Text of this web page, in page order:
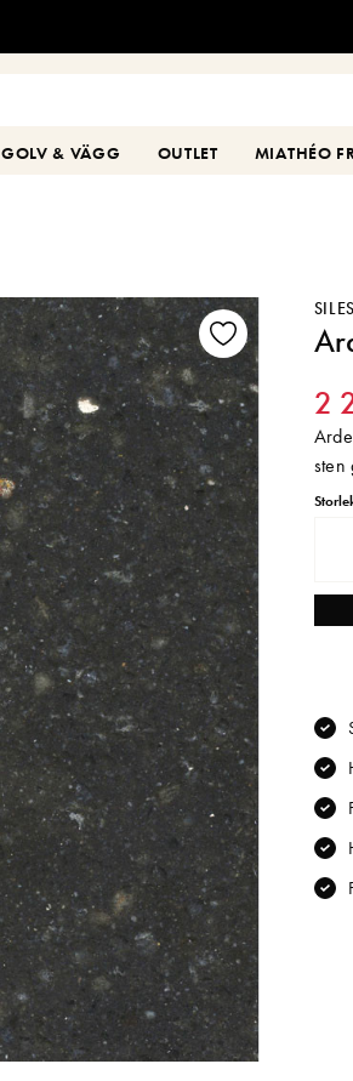
GOLV & VÄGG OUTLET MIATHÉO
2
sten